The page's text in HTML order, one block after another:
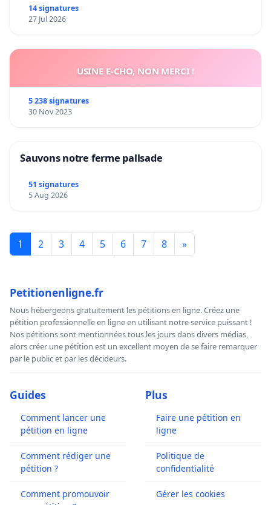
14 signatures
27 Jul 2026
USINE E-CHO, NON MERCI !
5 238 signatures
30 Nov 2023
Sauvons notre ferme pallsade
51 signatures
5 Aug 2026
1 2 3 4 5 6 7 8 »
Petitionenligne.fr
Nous hébergeons gratuitement les pétitions en ligne. Créez une
pétition professionnelle en ligne en utilisant notre service puissant !
Nos pétitions sont mentionnées tous les jours dans divers médias,
alors créer une pétition est un excellent moyen de se faire remarquer
par le public et par les décideurs.
Guides
Comment lancer une
pétition en ligne
Comment rédiger une
pétition ?
Comment promouvoir
Plus
Faire une pétition en
ligne
Politique de
confidentialité
Gérer les cookies